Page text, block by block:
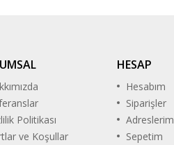
Politikası
ve Koşullar
HESAP
Hesabım
Siparişler
Adreslerim
Sepetim